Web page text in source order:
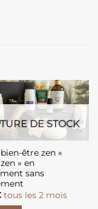
DE STOCK
être zen «
» en
sans
tous les 2 mois